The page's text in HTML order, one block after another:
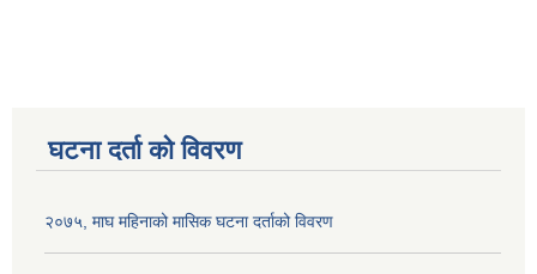
घटना दर्ता को विवरण
२०७५, माघ महिनाको मासिक घटना दर्ताको विवरण